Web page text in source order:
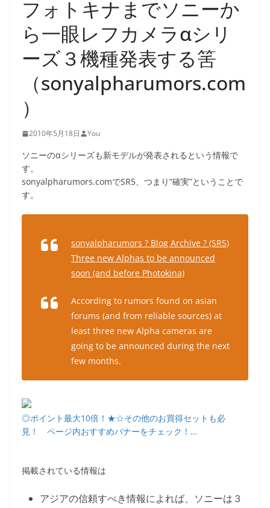
フォトキナまでソニーか
ら一眼レフカメラαシリ
ーズ３機種発表する筈
（sonyalpharumors.com
）
2010年5月18日 You
ソニーのαシリーズも新モデルが発表されるという情報で
す。
sonyalpharumors.comでSR5、つまり“確実”ということで
す。
sonyalpharumors ? Blog Archive ? (SR5)
Three new Alphas to be announced
soon (and before Photokina)
According to rumors found on asian
forums (and from reliable sources) at
least three new Alpha cameras are
going to be announced during the next
few months.
◎ポイント最大10倍！★☆その他のお買得セットも必
見！ ページ内おすすめバナーをチェック！…
掲載されている情報は
アジアの信頼すべき情報によれば、ソニーは３